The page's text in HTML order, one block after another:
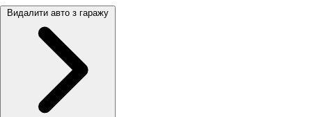
Видалити авто з гаражу